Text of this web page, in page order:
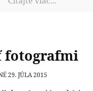
fotografmi
29. JÚLA 2015